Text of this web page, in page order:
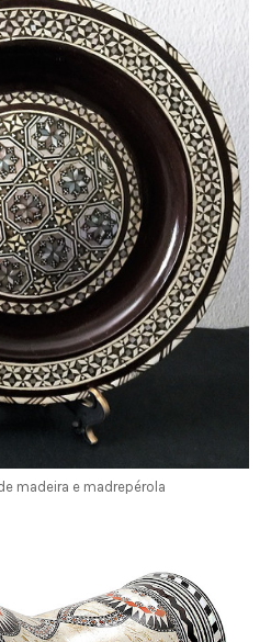
madeira e madrepérola